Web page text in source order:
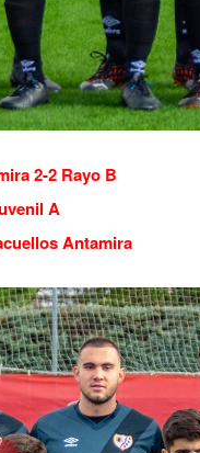
2-2 Rayo B
A
Antamira